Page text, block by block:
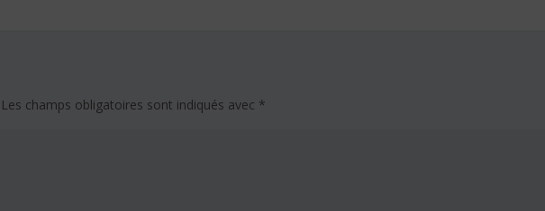
Les champs obligatoires sont indiqués avec *